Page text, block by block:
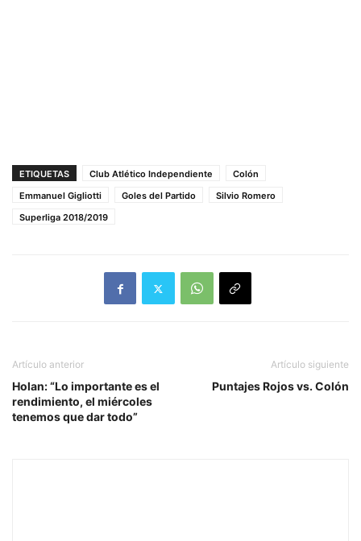
ETIQUETAS Club Atlético Independiente
Colón
Emmanuel Gigliotti
Goles del Partido
Silvio Romero
Superliga 2018/2019
Artículo anterior
Holan: “Lo importante es el
rendimiento, el miércoles
tenemos que dar todo”
Artículo siguiente
Puntajes Rojos vs. Colón